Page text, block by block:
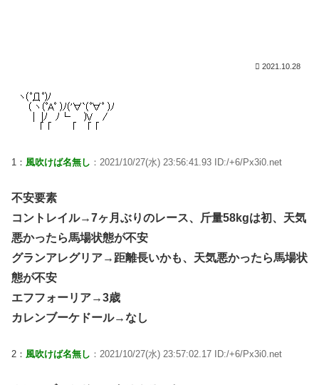
2021.10.28
1： 風吹けば名無し ：2021/10/27(水) 23:56:41.93 ID:/+6/Px3i0.net
不安要素
コントレイル→7ヶ月ぶりのレース、斤量58kgは初、天気
悪かったら馬場状態が不安
グランアレグリア→距離長いかも、天気悪かったら馬場状
態が不安
エフフォーリア→3歳
カレンブーケドール→なし
2： 風吹けば名無し ：2021/10/27(水) 23:57:02.17 ID:/+6/Px3i0.net